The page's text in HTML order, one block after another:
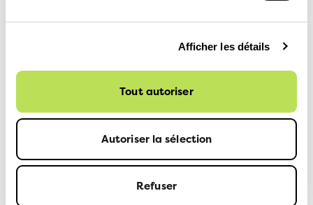
Afficher les détails
Tout autoriser
Autoriser la sélection
Refuser